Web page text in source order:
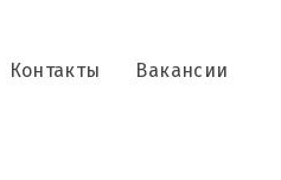
Контакты Вакансии